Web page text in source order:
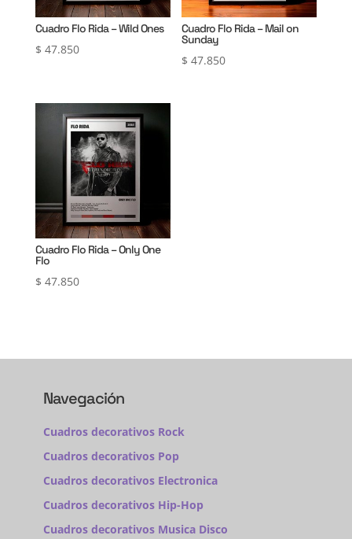
Cuadro Flo Rida – Wild Ones
$ 47.850
Cuadro Flo Rida – Mail on
Sunday
$ 47.850
Cuadro Flo Rida – Only One
Flo
$ 47.850
Navegación
Cuadros decorativos Rock
Cuadros decorativos Pop
Cuadros decorativos Electronica
Cuadros decorativos Hip-Hop
Cuadros decorativos Musica Disco